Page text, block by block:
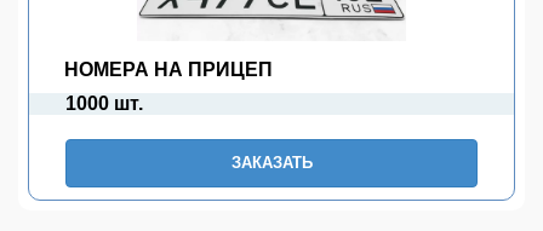
НОМЕРА НА ПРИЦЕП
1000 шт.
ЗАКАЗАТЬ